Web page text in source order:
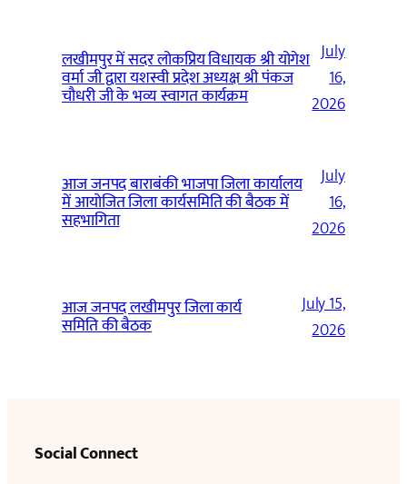
लखीमपुर में सदर लोकप्रिय विधायक श्री योगेश
वर्मा जी द्वारा यशस्वी प्रदेश अध्यक्ष श्री पंकज
चौधरी जी के भव्य स्वागत कार्यक्रम
July
16,
2026
आज जनपद बाराबंकी भाजपा जिला कार्यालय
में आयोजित जिला कार्यसमिति की बैठक में
सहभागिता
July
16,
2026
आज जनपद लखीमपुर जिला कार्य
समिति की बैठक
July 15,
2026
Social Connect